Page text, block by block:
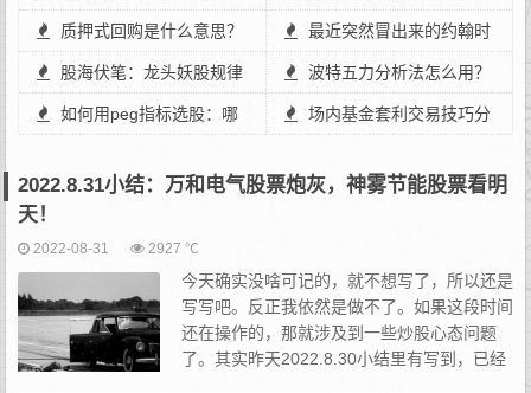
道！
页？菜鸟如何“黑”掉一个网
页？（搞笑向）
篇文教会你盈利模式分析！
质押式回购是什么意思？
质押式报价回购业务怎么操
作？
最近突然冒出来的约翰时
间(John-Time)，是网络骗子
还是？
股海伏笔：龙头妖股规律
与股市大盘指数分析之考
波特五力分析法怎么用？
简要分析波特五力模型的使
如何用peg指标选股：哪 场内基金套利交易技巧分
2022.8.31小结：万和电气股票炮灰，神雾节能股票看明
天！
2022-08-31 2927 ℃
今天确实没啥可记的，就不想写了，所以还是
写写吧。反正我依然是做不了。如果这段时间
还在操作的，那就涉及到一些炒股心态问题
了。其实昨天2022.8.30小结里有写到，已经